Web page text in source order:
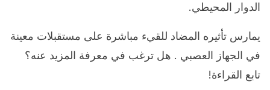
الدوار المحيطي.
يمارس تأثيره المضاد للقيء مباشرة على مستقبلات معينة
في الجهاز العصبي . هل ترغب في معرفة المزيد عنه؟
تابع القراءة!